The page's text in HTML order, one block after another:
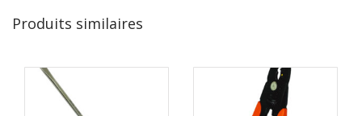
Produits similaires